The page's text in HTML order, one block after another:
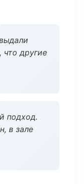
что другие
подход.
в зале